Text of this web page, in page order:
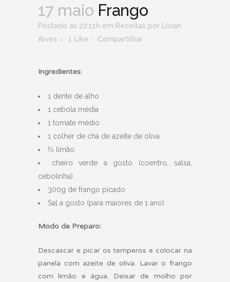
17 maio Frango
Postado às 22:11h em Receitas por
Lívian
Alves
1 Like Compartilhar
Ingredientes:
1 dente de alho
1 cebola média
1 tomate médio
1 colher de chá de azeite de oliva
½ limão
cheiro verde a gosto (coentro, salsa,
cebolinha)
300g de frango picado
Sal a gosto (para maiores de 1 ano)
Modo de Preparo:
Descascar e picar os temperos e colocar na
panela com azeite de oliva. Lavar o frango
com limão e água. Deixar de molho por